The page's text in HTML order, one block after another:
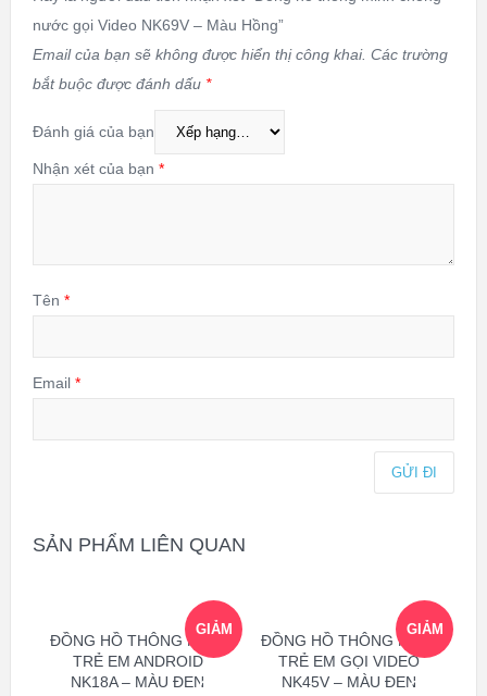
nước gọi Video NK69V – Màu Hồng”
Email của bạn sẽ không được hiển thị công khai. Các trường
bắt buộc được đánh dấu *
Đánh giá của bạn
Nhận xét của bạn *
Tên *
Email *
SẢN PHẨM LIÊN QUAN
GIẢM
GIÁ!
ĐỒNG HỒ THÔNG MINH
TRẺ EM ANDROID
NK18A – MÀU ĐEN
GIẢM
GIÁ!
ĐỒNG HỒ THÔNG MINH
TRẺ EM GỌI VIDEO
NK45V – MÀU ĐEN